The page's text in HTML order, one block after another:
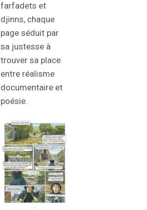
farfadets et
djinns, chaque
page séduit par
sa justesse à
trouver sa place
entre réalisme
documentaire et
poésie.